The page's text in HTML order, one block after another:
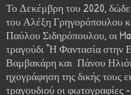
Το Δεκέμβρη του 2020,
του Αλέξη Γρηγορόπουλου
Παύλου Σιδηρόπουλου, οι
τραγούδι “Η Φαντασία στην
Βαμβακάρη και Πάνου
ηχογράφηση της δικής τους
τραγουδιού οι φωτογραφίες